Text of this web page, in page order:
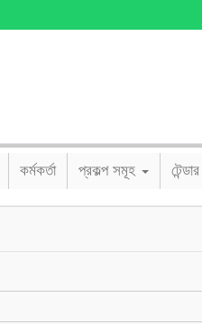
কর্মকর্তা প্রকল্প সমূহ টেন্ডার